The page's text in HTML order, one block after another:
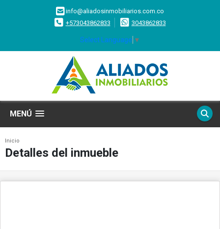
info@aliadosinmobiliarios.com.co
+573043862833
3043862833
Select Language ▼
MENÚ
Inicio
Detalles del inmueble